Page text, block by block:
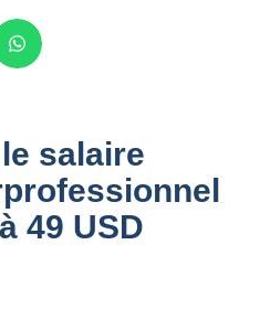
salaire
49 USD